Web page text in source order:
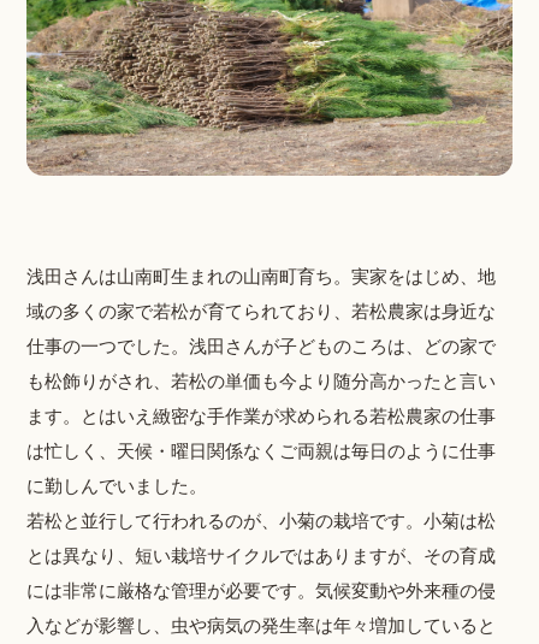
浅田さんは山南町生まれの山南町育ち。実家をはじめ、地
域の多くの家で若松が育てられており、若松農家は身近な
仕事の一つでした。浅田さんが子どものころは、どの家で
も松飾りがされ、若松の単価も今より随分高かったと言い
ます。とはいえ緻密な手作業が求められる若松農家の仕事
は忙しく、天候・曜日関係なくご両親は毎日のように仕事
に勤しんでいました。
若松と並行して行われるのが、小菊の栽培です。小菊は松
とは異なり、短い栽培サイクルではありますが、その育成
には非常に厳格な管理が必要です。気候変動や外来種の侵
入などが影響し、虫や病気の発生率は年々増加していると